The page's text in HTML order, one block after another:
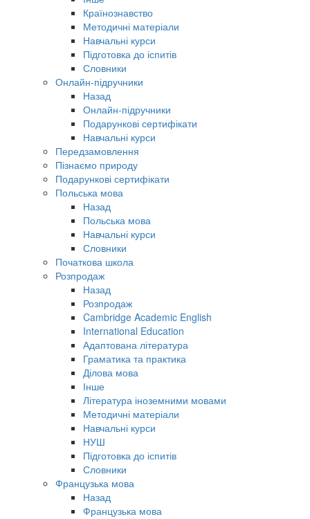
Країнознавство
Методичні матеріали
Навчальні курси
Підготовка до іспитів
Словники
Онлайн-підручники
Назад
Онлайн-підручники
Подарункові сертифікати
Навчальні курси
Передзамовлення
Пізнаємо природу
Подарункові сертифікати
Польська мова
Назад
Польська мова
Навчальні курси
Словники
Початкова школа
Розпродаж
Назад
Розпродаж
Cambridge Academic English
International Education
Адаптована література
Граматика та практика
Ділова мова
Інше
Література іноземними мовами
Методичні матеріали
Навчальні курси
НУШ
Підготовка до іспитів
Словники
Французька мова
Назад
Французька мова